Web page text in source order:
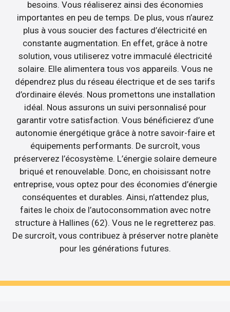
besoins. Vous réaliserez ainsi des économies
importantes en peu de temps. De plus, vous n’aurez
plus à vous soucier des factures d’électricité en
constante augmentation. En effet, grâce à notre
solution, vous utiliserez votre immaculé électricité
solaire. Elle alimentera tous vos appareils. Vous ne
dépendrez plus du réseau électrique et de ses tarifs
d’ordinaire élevés. Nous promettons une installation
idéal. Nous assurons un suivi personnalisé pour
garantir votre satisfaction. Vous bénéficierez d’une
autonomie énergétique grâce à notre savoir-faire et
équipements performants. De surcroît, vous
préserverez l’écosystème. L’énergie solaire demeure
briqué et renouvelable. Donc, en choisissant notre
entreprise, vous optez pour des économies d’énergie
conséquentes et durables. Ainsi, n’attendez plus,
faites le choix de l’autoconsommation avec notre
structure à Hallines (62). Vous ne le regretterez pas.
De surcroît, vous contribuez à préserver notre planète
pour les générations futures.